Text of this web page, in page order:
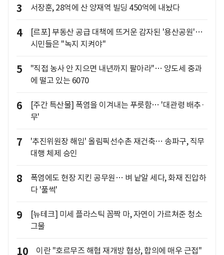
3 서장훈, 28억에 산 양재역 빌딩 450억에 내놨다
4
[르포] 부동산 공급 대책에 뜨거운 감자된 '용산공원'…
시민들은 "녹지 지켜야"
5
"직접 농사 안 지으면 내년까지 팔아라"… 양도세 중과
에 떨고 있는 6070
6
[주간 특산물] 폭염을 이겨내는 푸릇함… '대관령 배추·
무'
7
'추진위원장 해임' 올림픽선수촌 재건축… 송파구, 직무
대행 체제 승인
8
폭염에도 현장 지킨 공무원… 벼 낱알 세다, 화재 진압하
다 '풀썩'
9
[뉴테크] 미세 플라스틱 꼼짝 마, 자연이 가르쳐준 청소
그물
10 이란 "호르무즈 해협 재개방 협상, 합의에 매우 근접"